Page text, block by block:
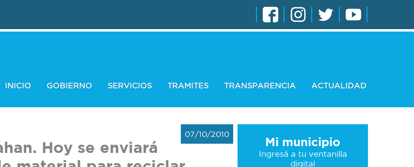
INICIO GOBIERNO SERVICIOS TRAMITES TRANSPARENCIA ACTUALIDAD
07/10/2010
Hoy se enviará
Mi municipio
Ingresá a tu ventanilla
digital